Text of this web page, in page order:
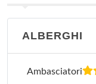
ALBERGHI
Ambasciatori